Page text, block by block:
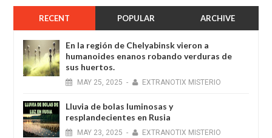
RECENT POPULAR ARCHIVE
En la región de Chelyabinsk vieron a
humanoides enanos robando verduras de
sus huertos.
MAY 25, 2025 - EXTRANOTIX MISTERIO
Lluvia de bolas luminosas y
resplandecientes en Rusia
MAY 23, 2025 - EXTRANOTIX MISTERIO